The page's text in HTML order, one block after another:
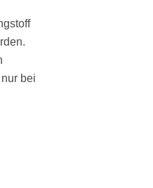
bei